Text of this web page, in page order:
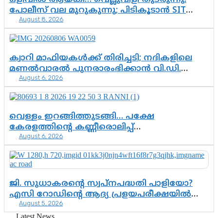
പോലീസ് വല മുറുകുന്നു; പിടികൂടാൻ SIT
രംഗത്ത്. ഇനി ചോദ്യം ആയങ്കി എവിടെ
എന്നത് മാത്രം അല്ല—ആയങ്കി
കസ്റ്റഡിയിലായാൽ പുറത്തുവരുക
എന്തൊക്കെ വിവരങ്ങൾ?”
August 8, 2026
ക്വാറി മാഫിയകൾക്ക് തിരിച്ചടി; നദികളിലെ
മണൽവാരൽ പുനരാരംഭിക്കാൻ വി.ഡി.
സർക്കാർ തീരുമാനം
August 6, 2026
വെള്ളം ഇറങ്ങിത്തുടങ്ങി… പക്ഷേ
കേരളത്തിന്റെ കണ്ണീരൊലിപ്പ്
എന്നവസാനിക്കും?
August 6, 2026
ജി. സുധാകരന്റെ സ്വപ്നപദ്ധതി പാളിയോ?
എസി റോഡിന്റെ ആദ്യ പ്രളയപരീക്ഷയിൽ
ഉയരുന്നത് ഗുരുതര ചോദ്യങ്ങൾ
August 5, 2026